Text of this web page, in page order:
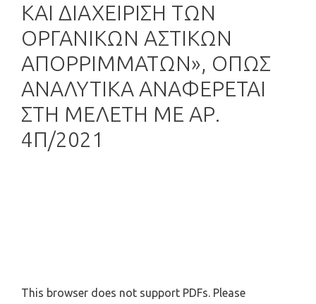
ΚΑΙ ΔΙΑΧΕΙΡΙΣΗ ΤΩΝ
ΟΡΓΑΝΙΚΩΝ ΑΣΤΙΚΩΝ
ΑΠΟΡΡΙΜΜΑΤΩΝ», ΟΠΩΣ
ΑΝΑΛΥΤΙΚΑ ΑΝΑΦΕΡΕΤΑΙ
ΣΤΗ ΜΕΛΕΤΗ ΜΕ ΑΡ.
4Π/2021
This browser does not support PDFs. Please